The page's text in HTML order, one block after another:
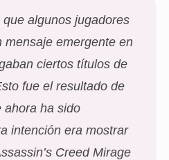
que algunos jugadores
mensaje emergente en
ciertos títulos de
fue el resultado de
ahora ha sido
intención era mostrar
Creed Mirage